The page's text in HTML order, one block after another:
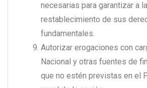
necesarias para garantizar a
restablecimiento de sus
fundamentales.
Autorizar erogaciones con
Nacional y otras fuentes de
que no estén previstas en el